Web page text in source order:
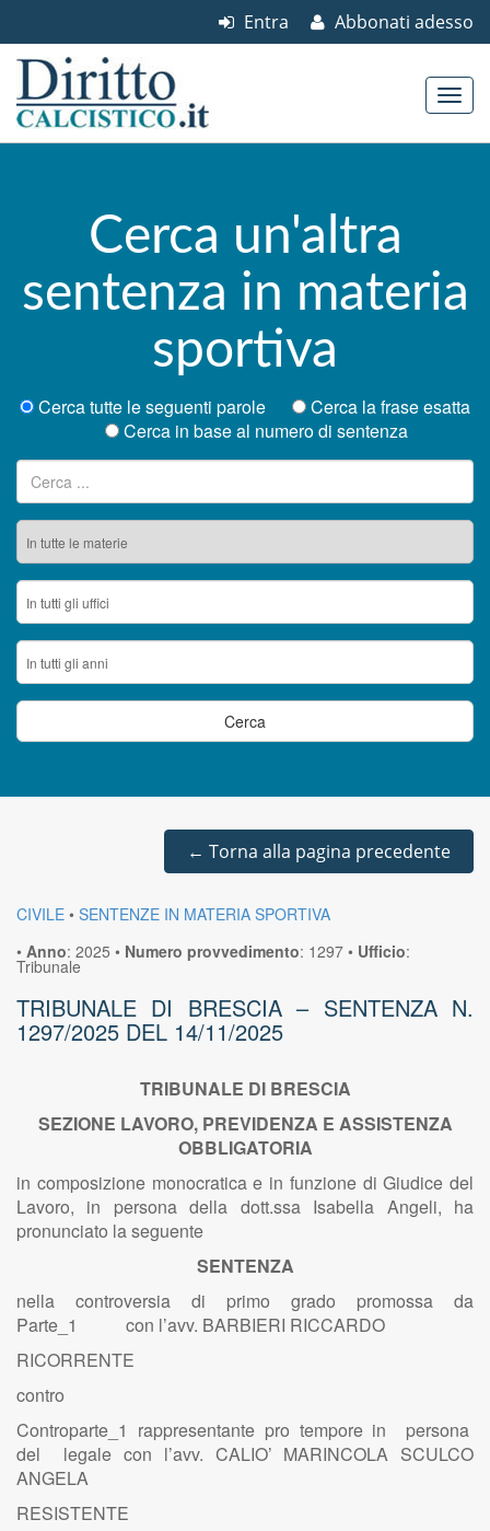
Abbonati adesso
Entra
Cerca un'altra
sentenza in materia
sportiva
Cerca tutte le seguenti parole
Cerca la frase esatta
Cerca in base al numero di sentenza
Ricerca per:
← Torna alla pagina precedente
CIVILE • SENTENZE IN MATERIA SPORTIVA
• Anno: 2025 • Numero provvedimento: 1297 • Ufficio:
Tribunale
TRIBUNALE DI BRESCIA – SENTENZA N.
1297/2025 DEL 14/11/2025
TRIBUNALE DI BRESCIA
SEZIONE LAVORO, PREVIDENZA E ASSISTENZA
OBBLIGATORIA
in composizione monocratica e in funzione di Giudice del
Lavoro, in persona della dott.ssa Isabella Angeli, ha
pronunciato la seguente
SENTENZA
nella controversia di primo grado promossa da
Parte_1 con l’avv. BARBIERI RICCARDO
RICORRENTE
contro
Controparte_1 rappresentante pro tempore in persona
del legale con l’avv. CALIO’ MARINCOLA SCULCO
ANGELA
RESISTENTE